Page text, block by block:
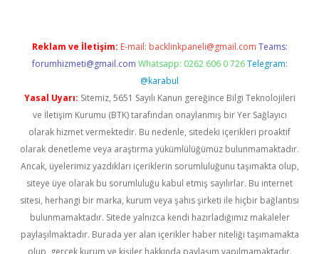
Reklam ve İletişim: E-mail: backlinkpaneli@gmail.com Teams:
forumhizmeti@gmail.com Whatsapp: 0262 606 0 726 Telegram:
@karabul
Yasal Uyarı: Sitemiz, 5651 Sayılı Kanun gereğince Bilgi Teknolojileri
ve İletişim Kurumu (BTK) tarafından onaylanmış bir Yer Sağlayıcı
olarak hizmet vermektedir. Bu nedenle, sitedeki içerikleri proaktif
olarak denetleme veya araştırma yükümlülüğümüz bulunmamaktadır.
Ancak, üyelerimiz yazdıkları içeriklerin sorumluluğunu taşımakta olup,
siteye üye olarak bu sorumluluğu kabul etmiş sayılırlar. Bu internet
sitesi, herhangi bir marka, kurum veya şahıs şirketi ile hiçbir bağlantısı
bulunmamaktadır. Sitede yalnızca kendi hazırladığımız makaleler
paylaşılmaktadır. Burada yer alan içerikler haber niteliği taşımamakta
olup, gerçek kurum ve kişiler hakkında paylaşım yapılmamaktadır.